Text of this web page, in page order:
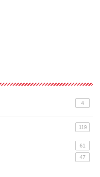
4
119
61
47